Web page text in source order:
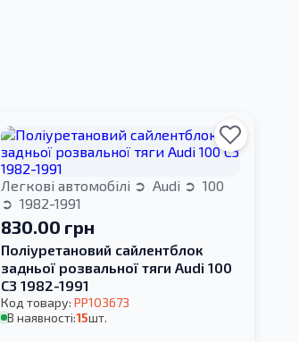
Легкові автомобілі Audi
100
1982-1991
830.00 грн
Поліуретановий сайлентблок
задньої розвальної тяги Audi 100
С3 1982-1991
Код товару: PP103673
В наявності:15шт.